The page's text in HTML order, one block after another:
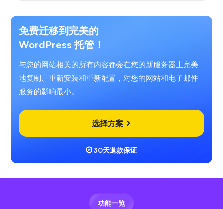
免费迁移到完美的
WordPress 托管！
与您的网站相关的所有内容都会在您的新服务器上完美
地复制、重新安装和重新配置，对您的网站和电子邮件
服务的影响最小。
选择方案
30天退款保证
功能一览